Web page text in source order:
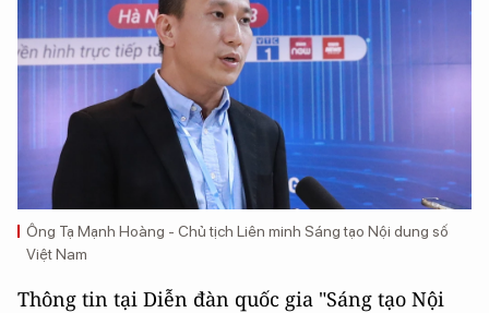
Ông Tạ Mạnh Hoàng - Chủ tịch Liên minh Sáng tạo Nội dung số
Việt Nam
Thông tin tại Diễn đàn quốc gia "Sáng tạo Nội